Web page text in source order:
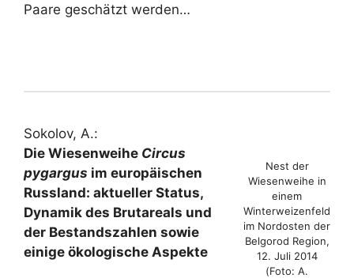
Paare geschätzt werden…
Nest der
Wiesenweihe in
einem
Winterweizenfeld
im Nordosten der
Belgorod Region,
12. Juli 2014
(Foto: A.
Sokolov, A.:
Die Wiesenweihe Circus
pygargus im europäischen
Russland: aktueller Status,
Dynamik des Brutareals und
der Bestandszahlen sowie
einige ökologische Aspekte